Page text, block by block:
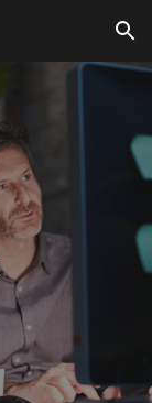
Skip to navigation